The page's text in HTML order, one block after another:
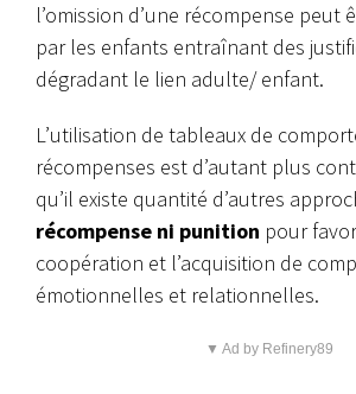
l’omission d’une récompense peut
par les enfants entraînant des
dégradant le lien adulte/ enfant.
L’utilisation de tableaux de
récompenses est d’autant plus
qu’il existe quantité d’autres
récompense ni punition pour
coopération et l’acquisition de
émotionnelles et relationnelles.
▼ Ad by Refinery89